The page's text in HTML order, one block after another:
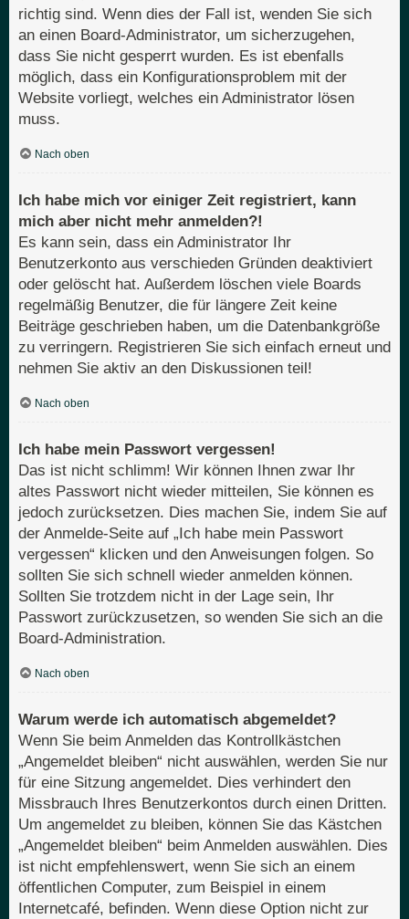
richtig sind. Wenn dies der Fall ist, wenden Sie sich
an einen Board-Administrator, um sicherzugehen,
dass Sie nicht gesperrt wurden. Es ist ebenfalls
möglich, dass ein Konfigurationsproblem mit der
Website vorliegt, welches ein Administrator lösen
muss.
Nach oben
Ich habe mich vor einiger Zeit registriert, kann
mich aber nicht mehr anmelden?!
Es kann sein, dass ein Administrator Ihr
Benutzerkonto aus verschieden Gründen deaktiviert
oder gelöscht hat. Außerdem löschen viele Boards
regelmäßig Benutzer, die für längere Zeit keine
Beiträge geschrieben haben, um die Datenbankgröße
zu verringern. Registrieren Sie sich einfach erneut und
nehmen Sie aktiv an den Diskussionen teil!
Nach oben
Ich habe mein Passwort vergessen!
Das ist nicht schlimm! Wir können Ihnen zwar Ihr
altes Passwort nicht wieder mitteilen, Sie können es
jedoch zurücksetzen. Dies machen Sie, indem Sie auf
der Anmelde-Seite auf „Ich habe mein Passwort
vergessen“ klicken und den Anweisungen folgen. So
sollten Sie sich schnell wieder anmelden können.
Sollten Sie trotzdem nicht in der Lage sein, Ihr
Passwort zurückzusetzen, so wenden Sie sich an die
Board-Administration.
Nach oben
Warum werde ich automatisch abgemeldet?
Wenn Sie beim Anmelden das Kontrollkästchen
„Angemeldet bleiben“ nicht auswählen, werden Sie nur
für eine Sitzung angemeldet. Dies verhindert den
Missbrauch Ihres Benutzerkontos durch einen Dritten.
Um angemeldet zu bleiben, können Sie das Kästchen
„Angemeldet bleiben“ beim Anmelden auswählen. Dies
ist nicht empfehlenswert, wenn Sie sich an einem
öffentlichen Computer, zum Beispiel in einem
Internetcafé, befinden. Wenn diese Option nicht zur